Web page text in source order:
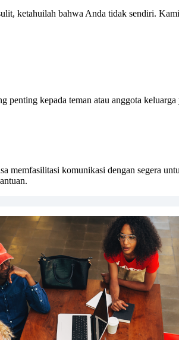
ketahuilah bahwa Anda tidak sendiri.
penting kepada teman atau anggota
memfasilitasi komunikasi dengan segera